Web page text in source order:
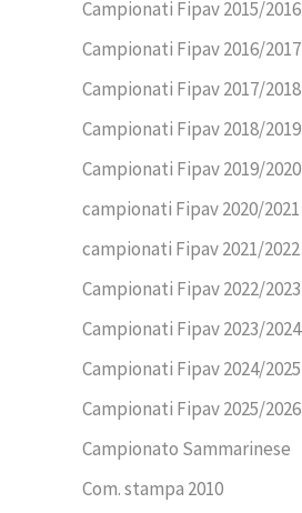
Campionati Fipav 2015/2016
Campionati Fipav 2016/2017
Campionati Fipav 2017/2018
Campionati Fipav 2018/2019
Campionati Fipav 2019/2020
campionati Fipav 2020/2021
campionati Fipav 2021/2022
Campionati Fipav 2022/2023
Campionati Fipav 2023/2024
Campionati Fipav 2024/2025
Campionati Fipav 2025/2026
Campionato Sammarinese
Com. stampa 2010